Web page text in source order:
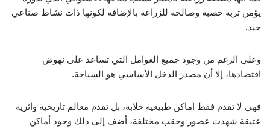
يؤمن تربة خصبة وصالحة للزراعة بالإضافة لكونها ذات نشاط صناعي
جيد.
وعلى الرغم من وجود جميع العوامل التي تساعد على نهوض
اقتصادها، إلا أن مصدر الدخل الأساسي هو السياحة.
فهي لا تقدم فقط أماكن طبيعية خلابة، بل تقدم معالم تاريخية وأثرية
عتيقة شهدت عصور وحقب مختلفة، أضف إلى ذلك وجود أماكن